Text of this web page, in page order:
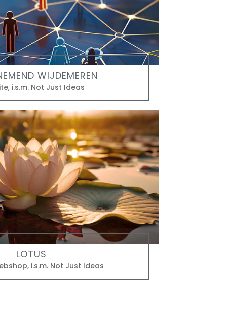
WIJDEMEREN
, i.s.m. Not Just Ideas
LOTUS
, i.s.m. Not Just Ideas